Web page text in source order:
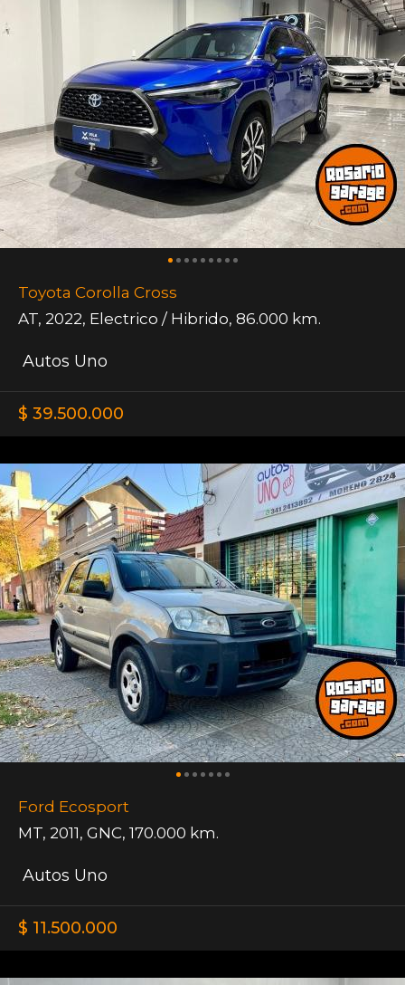
Toyota Corolla Cross
AT, 2022, Electrico / Hibrido, 86.000 km.
Autos Uno
$ 39.500.000
Ford Ecosport
MT, 2011, GNC, 170.000 km.
Autos Uno
$ 11.500.000